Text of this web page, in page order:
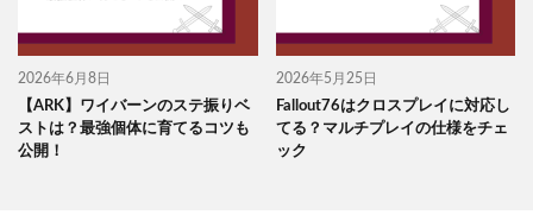
2026年6月8日
【ARK】ワイバーンのステ振りベ
ストは？最強個体に育てるコツも
公開！
2026年5月25日
Fallout76はクロスプレイに対応し
てる？マルチプレイの仕様をチェ
ック